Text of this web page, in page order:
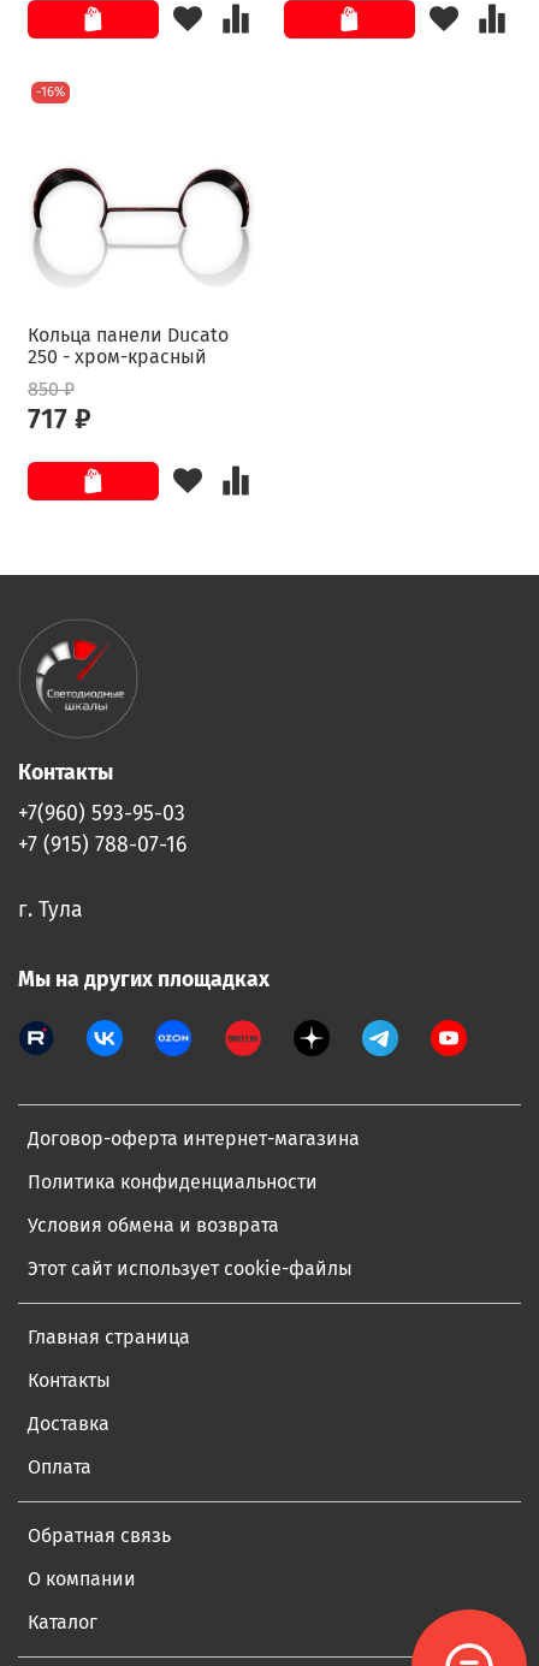
-16%
Кольца панели Ducato
250 - хром-красный
850 ₽
717 ₽
Договор-оферта интернет-магазина
Политика конфиденциальности
Условия обмена и возврата
Этот сайт использует cookie-файлы
Главная страница
Контакты
Доставка
Оплата
Обратная связь
О компании
Каталог
Контакты
+7(960) 593-95-03
+7 (915) 788-07-16
г. Тула
Мы на других площадках